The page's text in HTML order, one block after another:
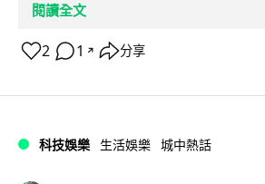
閱讀全文
2 1 ↗ 分享
科技娛樂 生活娛樂 城中熱話